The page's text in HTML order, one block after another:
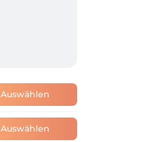
Auswählen
Auswählen